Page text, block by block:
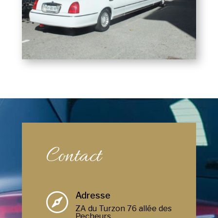
Contact
 Adresse
ZA du Turzon 76 allée des